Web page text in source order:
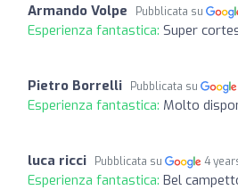
Armando Volpe Pubblicata su
Esperienza fantastica: Super
Pietro Borrelli Pubblicata su
Esperienza fantastica: Molto
luca ricci Pubblicata su 4
Esperienza fantastica: Bel